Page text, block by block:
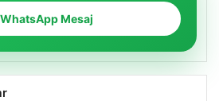
WhatsApp Mesaj